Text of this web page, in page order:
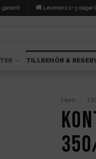
garanti 🚚 Leverans 1–3 dagar
TILLBEHÖR &
Hem